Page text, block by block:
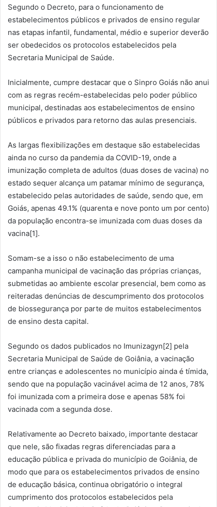
Segundo o Decreto, para o funcionamento de
estabelecimentos públicos e privados de ensino regular
nas etapas infantil, fundamental, médio e superior deverão
ser obedecidos os protocolos estabelecidos pela
Secretaria Municipal de Saúde.
Inicialmente, cumpre destacar que o Sinpro Goiás não anui
com as regras recém-estabelecidas pelo poder público
municipal, destinadas aos estabelecimentos de ensino
públicos e privados para retorno das aulas presenciais.
As largas flexibilizações em destaque são estabelecidas
ainda no curso da pandemia da COVID-19, onde a
imunização completa de adultos (duas doses de vacina) no
estado sequer alcança um patamar mínimo de segurança,
estabelecido pelas autoridades de saúde, sendo que, em
Goiás, apenas 49.1% (quarenta e nove ponto um por cento)
da população encontra-se imunizada com duas doses da
vacina[1].
Somam-se a isso o não estabelecimento de uma
campanha municipal de vacinação das próprias crianças,
submetidas ao ambiente escolar presencial, bem como as
reiteradas denúncias de descumprimento dos protocolos
de biossegurança por parte de muitos estabelecimentos
de ensino desta capital.
Segundo os dados publicados no Imunizagyn[2] pela
Secretaria Municipal de Saúde de Goiânia, a vacinação
entre crianças e adolescentes no município ainda é tímida,
sendo que na população vacinável acima de 12 anos, 78%
foi imunizada com a primeira dose e apenas 58% foi
vacinada com a segunda dose.
Relativamente ao Decreto baixado, importante destacar
que nele, são fixadas regras diferenciadas para a
educação pública e privada do município de Goiânia, de
modo que para os estabelecimentos privados de ensino
de educação básica, continua obrigatório o integral
cumprimento dos protocolos estabelecidos pela